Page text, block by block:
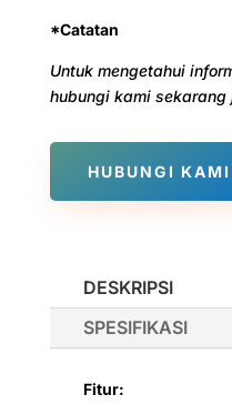
*Catatan
Untuk mengetahui
hubungi kami sekarang
HUBUNGI
DESKRIPSI
SPESIFIKASI
Fitur: